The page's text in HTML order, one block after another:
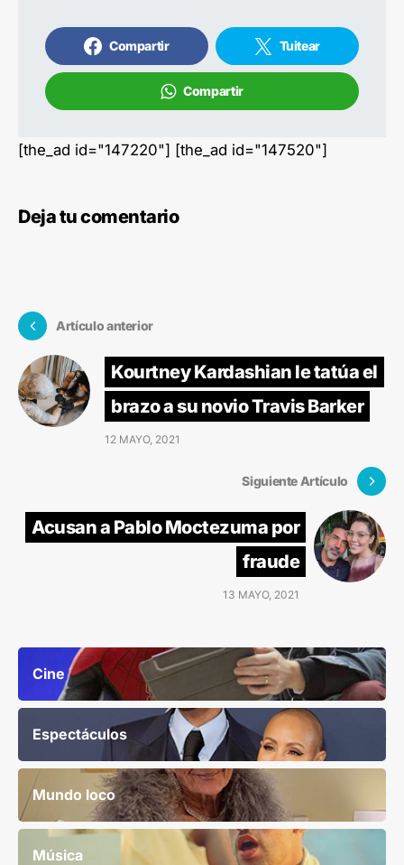
Compartir Tuitear
Compartir
[the_ad id="147220"] [the_ad id="147520"]
Deja tu comentario
Artículo anterior
Kourtney Kardashian le tatúa el
brazo a su novio Travis Barker
12 MAYO, 2021
Siguiente Artículo
Acusan a Pablo Moctezuma por
fraude
13 MAYO, 2021
Cine
Espectáculos
Mundo loco
Música